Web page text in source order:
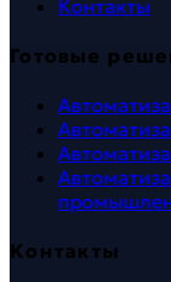
Контакты
Готовые
Контакты